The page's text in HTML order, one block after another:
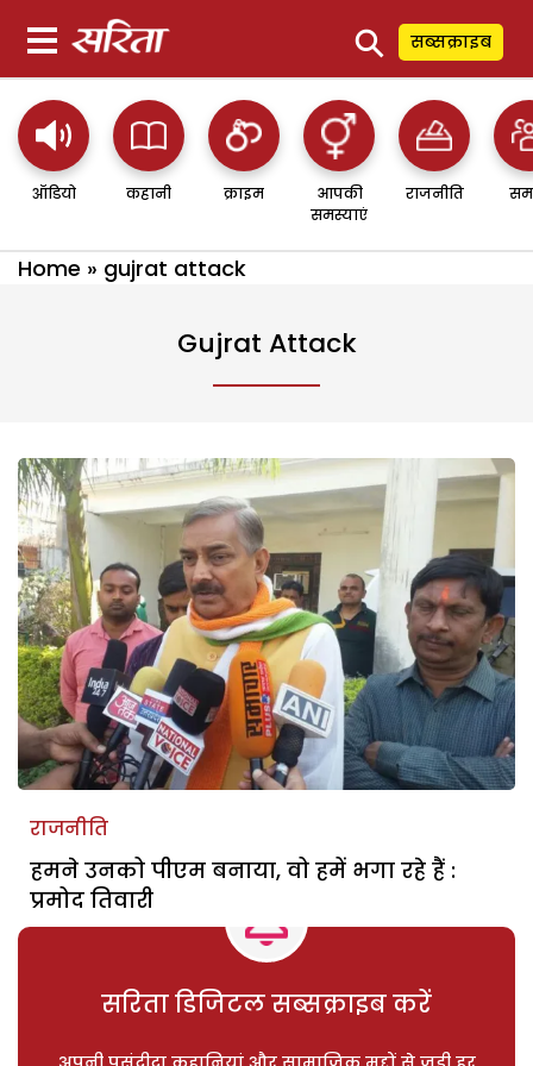
⚲ सब्सक्राइब
ऑडियो कहानी क्राइम
आपकी
समस्याएं
राजनीति
Home » gujrat attack
Gujrat Attack
राजनीति
हमने उनको पीएम बनाया, वो हमें भगा रहे हैं :
प्रमोद तिवारी
सरिता डिजिटल सब्सक्राइब करें